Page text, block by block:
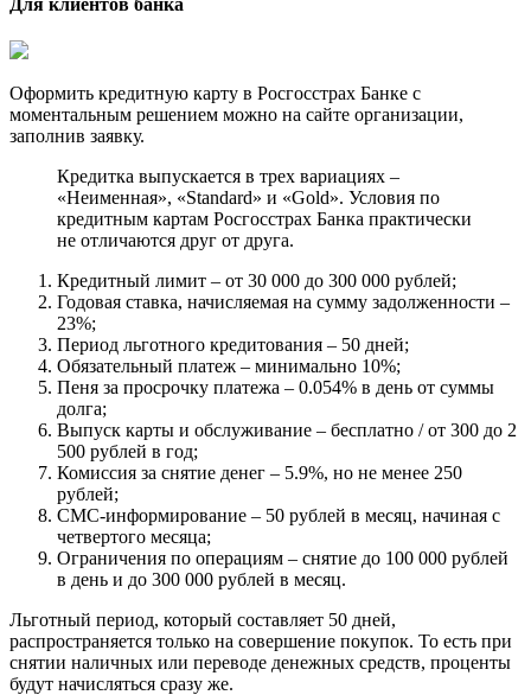
Оформить кредитную карту в Росгосстрах Банке с
моментальным решением можно на сайте организации,
заполнив заявку.
Кредитка выпускается в трех вариациях –
«Неименная», «Standard» и «Gold». Условия по
кредитным картам Росгосстрах Банка практически
не отличаются друг от друга.
Кредитный лимит – от 30 000 до 300 000 рублей;
Годовая ставка, начисляемая на сумму задолженности –
23%;
Период льготного кредитования – 50 дней;
Обязательный платеж – минимально 10%;
Пеня за просрочку платежа – 0.054% в день от суммы
долга;
Выпуск карты и обслуживание – бесплатно / от 300 до 2
500 рублей в год;
Комиссия за снятие денег – 5.9%, но не менее 250
рублей;
СМС-информирование – 50 рублей в месяц, начиная с
четвертого месяца;
Ограничения по операциям – снятие до 100 000 рублей
в день и до 300 000 рублей в месяц.
Льготный период, который составляет 50 дней,
распространяется только на совершение покупок. То есть при
снятии наличных или переводе денежных средств, проценты
будут начисляться сразу же.